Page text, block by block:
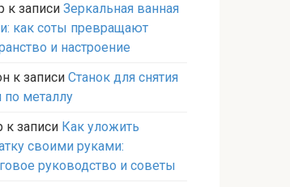
к записи Зеркальная ванная
как соты превращают
и настроение
к записи Станок для снятия
по металлу
к записи Как уложить
своими руками:
руководство и советы